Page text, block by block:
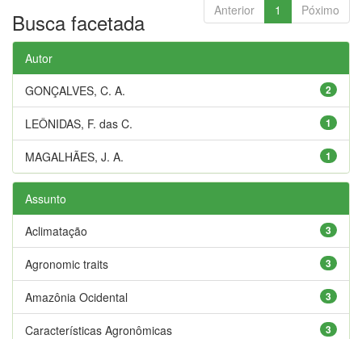
Anterior 1 Póximo
Busca facetada
Autor
2
GONÇALVES, C. A.
1
LEÔNIDAS, F. das C.
1
MAGALHÃES, J. A.
Assunto
3
Aclimatação
3
Agronomic traits
3
Amazônia Ocidental
3
Características Agronômicas